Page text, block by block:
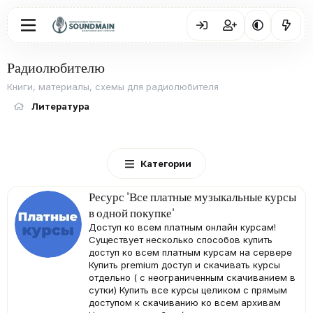
Радиолюбителю
Книги, материалы, схемы для радиолюбителя
Литература
Категории
Ресурс 'Катц Боб. Мастеринг Аудио.
Искусство и Наука'
ГЛАВА I. Кто же такой мастеринг инженер ?
Вступление Мастеринг - это последний шаг в
процессе производства аудио-продукта. Это
последняя возможность как-то улучшить
звук, исправить какие-то проблемы с ним.
Мастеринг это своеобразный микроскоп, под
которым видна вся подноготная. Мастеринг